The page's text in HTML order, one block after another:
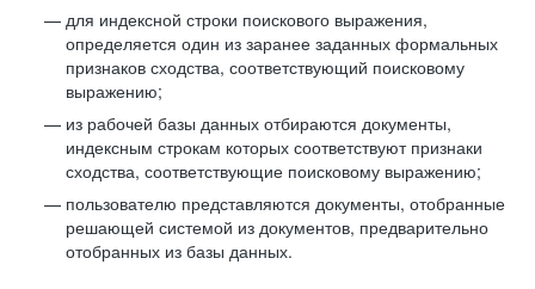
для индексной строки поискового выражения,
определяется один из заранее заданных формальных
признаков сходства, соответствующий поисковому
выражению;
из рабочей базы данных отбираются документы,
индексным строкам которых соответствуют признаки
сходства, соответствующие поисковому выражению;
пользователю представляются документы, отобранные
решающей системой из документов, предварительно
отобранных из базы данных.